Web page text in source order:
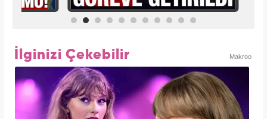
İlginizi Çekebilir Makroo